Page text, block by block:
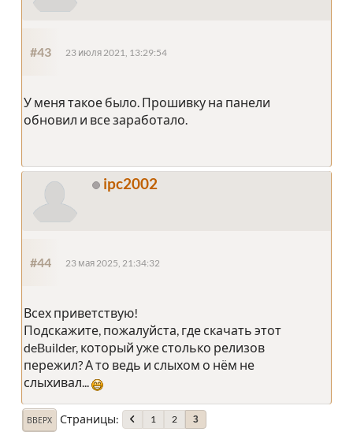
#43 23 июля 2021, 13:29:54
У меня такое было. Прошивку на панели
обновил и все заработало.
ipc2002
#44 23 мая 2025, 21:34:32
Всех приветствую!
Подскажите, пожалуйста, где скачать этот
deBuilder, который уже столько релизов
пережил? А то ведь и слыхом о нём не
слыхивал...
ВВЕРХ Страницы 1 2 3